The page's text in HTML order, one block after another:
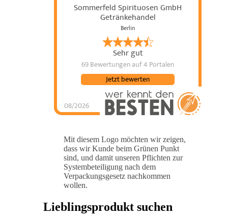
Sommerfeld Spirituosen GmbH
Getränkehandel
Berlin
Sehr gut
69 Bewertungenauf 4 Portalen
08/2026
Jetzt bewerten
Mit diesem Logo möchten wir zeigen,
dass wir Kunde beim Grünen Punkt
sind, und damit unseren Pflichten zur
Systembeteiligung nach dem
Verpackungsgesetz nachkommen
wollen.
Lieblingsprodukt suchen